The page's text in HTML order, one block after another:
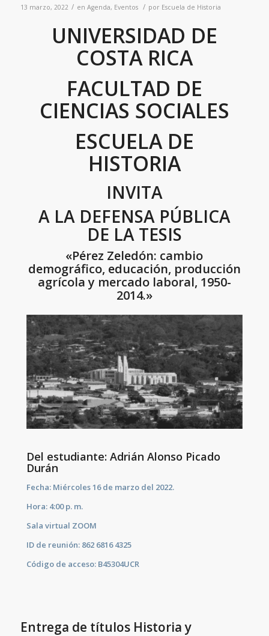
13 marzo, 2022 / en Agenda, Eventos / por Escuela de Historia
UNIVERSIDAD DE
COSTA RICA
FACULTAD DE
CIENCIAS SOCIALES
ESCUELA DE
HISTORIA
INVITA
A LA DEFENSA PÚBLICA
DE LA TESIS
«Pérez Zeledón: cambio
demográfico, educación, producción
agrícola y mercado laboral, 1950-
2014.»
Del estudiante: Adrián Alonso Picado
Durán
Fecha: Miércoles 16 de marzo del 2022.
Hora: 4:00 p. m.
Sala virtual ZOOM
ID de reunión: 862 6816 4325
Código de acceso: B45304UCR
Entrega de títulos Historia y